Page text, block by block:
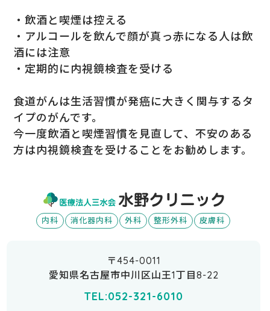
・飲酒と喫煙は控える
・アルコールを飲んで顔が真っ赤になる人は飲
酒には注意
・定期的に内視鏡検査を受ける
食道がんは生活習慣が発癌に大きく関与するタ
イプのがんです。
今一度飲酒と喫煙習慣を見直して、不安のある
方は内視鏡検査を受けることをお勧めします。
内科 消化器内科 外科 整形外科 皮膚科
〒454-0011
愛知県名古屋市中川区山王1丁目8-22
TEL:052-321-6010